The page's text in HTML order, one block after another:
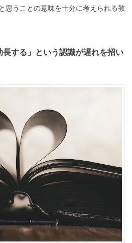
思うことの意味を十分に考えられる教
長する」という認識が遅れを招い